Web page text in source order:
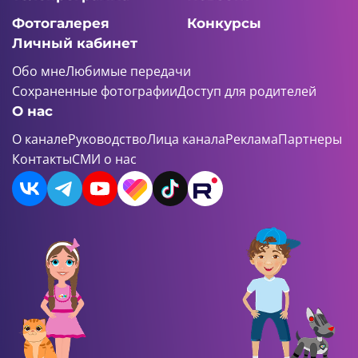
Фотогалерея
Конкурсы
Личный кабинет
Обо мнеЛюбимые передачи
Сохраненные фотографииДоступ для родителей
О нас
О каналеРуководствоЛица каналаРекламаПартнеры
КонтактыСМИ о нас